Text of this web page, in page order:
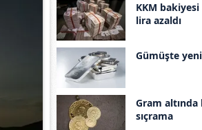
KKM
lira azaldı
Gümüşte
Gram
sıçrama